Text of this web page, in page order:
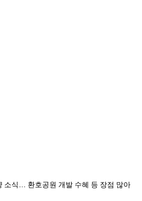
소식… 환호공원 개발 수혜 등 장점 많아